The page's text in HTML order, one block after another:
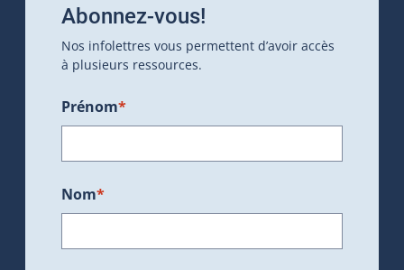
Abonnez-vous!
Nos infolettres vous permettent d’avoir accès
à plusieurs ressources.
Prénom*
Nom*